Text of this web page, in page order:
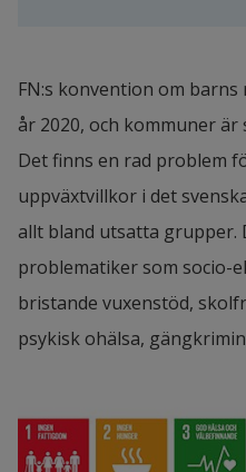
FN:s konvention om
år 2020, och kommuner
Det finns en rad problem
uppväxtvillkor i det
allt bland utsatta grupper.
problematiker som socio-
bristande vuxenstöd,
psykisk ohälsa,